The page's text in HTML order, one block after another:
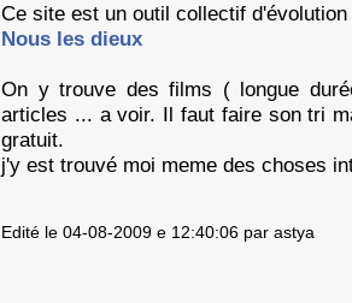
Ce site est un outil collectif
Nous les dieux
On y trouve des films ( longue
articles ... a voir. Il faut faire son tri
gratuit.
j'y est trouvé moi meme des choses
Edité le 04-08-2009 e 12:40:06 par astya